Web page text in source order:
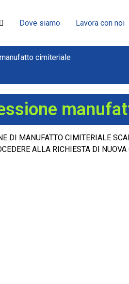
Dove siamo Lavora con noi
cimiteriale
DI MANUFATTO CIMITERIALE
ALLA RICHIESTA DI NUOVA